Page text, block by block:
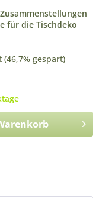
für die Tischdeko
(46,7% gespart)